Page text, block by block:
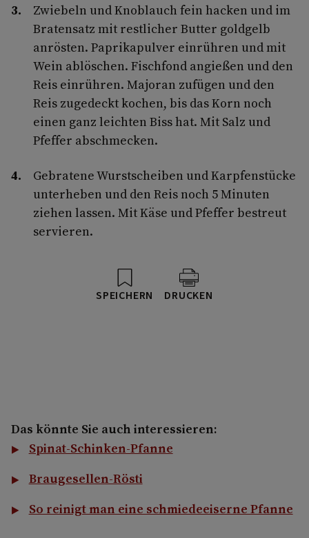
Zwiebeln und Knoblauch fein hacken und im
Bratensatz mit restlicher Butter goldgelb
anrösten. Paprikapulver einrühren und mit
Wein ablöschen. Fischfond angießen und den
Reis einrühren. Majoran zufügen und den
Reis zugedeckt kochen, bis das Korn noch
einen ganz leichten Biss hat. Mit Salz und
Pfeffer abschmecken.
Gebratene Wurstscheiben und Karpfenstücke
unterheben und den Reis noch 5 Minuten
ziehen lassen. Mit Käse und Pfeffer bestreut
servieren.
SPEICHERN DRUCKEN
Das könnte Sie auch interessieren:
Spinat-Schinken-Pfanne
Braugesellen-Rösti
So reinigt man eine schmiedeeiserne Pfanne